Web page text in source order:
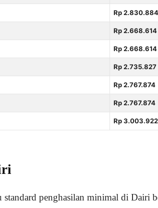
Rp 2.830.884
Rp 2.668.614
Rp 2.668.614
Rp 2.735.827
Rp 2.767.874
Rp 2.767.874
Rp 3.003.922
standard penghasilan minimal di Dairi